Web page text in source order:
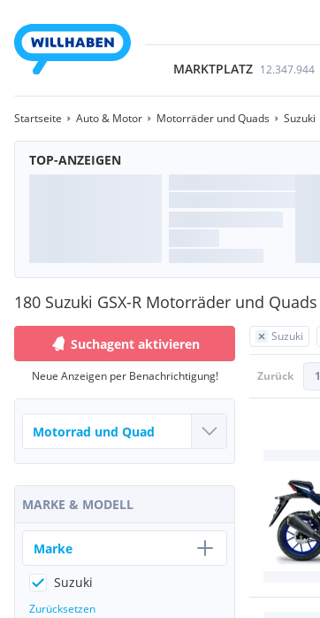
MARKTPLATZ 12.347.944
Startseite Auto & Motor Motorräder und Quads Suzuki
TOP-ANZEIGEN
180 Suzuki GSX-R Motorräder und Quads
Suzuki
Zurück 1
Suchagent aktivieren
Neue Anzeigen per Benachrichtigung!
MARKE & MODELL
Marke
Suzuki
Zurücksetzen